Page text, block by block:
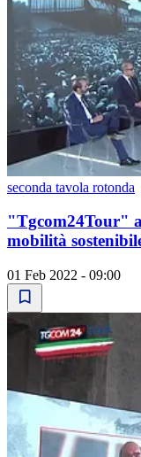
seconda tavola rotonda
"Tgcom24Tour"
mobilità
01 Feb 2022 - 09:00